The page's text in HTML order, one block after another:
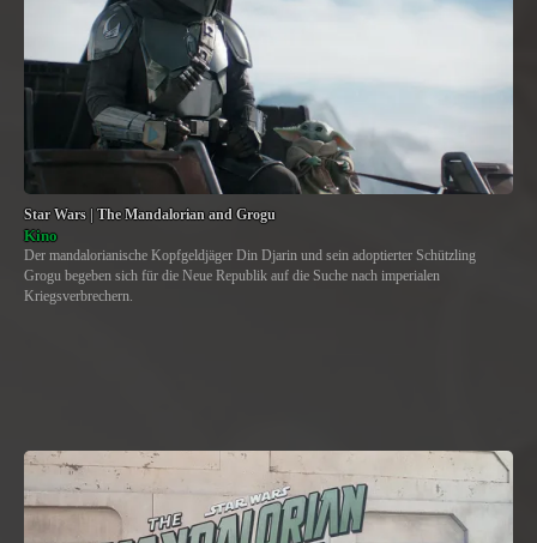
Star Wars | The Mandalorian and Grogu
Kino
Der mandalorianische Kopfgeldjäger Din Djarin und sein adoptierter Schützling
Grogu begeben sich für die Neue Republik auf die Suche nach imperialen
Kriegsverbrechern.